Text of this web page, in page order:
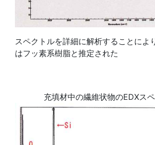
スペクトルを詳細に解析することによ
はフッ素系樹脂と推定された
充填材中の繊維状物のEDXス